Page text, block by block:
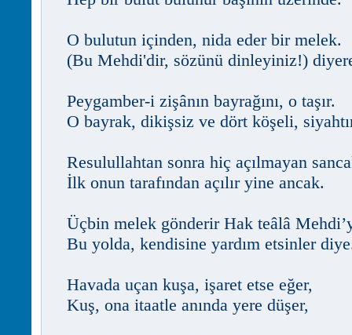
O bulutun içinden, nida eder bir melek.
(Bu Mehdi'dir, sözünü dinleyiniz!)
Peygamber-i zişânın bayrağını, o taşır.
O bayrak, dikişsiz ve dört köşeli,
Resulullahtan sonra hiç açılmayan
İlk onun tarafından açılır yine ancak.
Üçbin melek gönderir Hak teâlâ
Bu yolda, kendisine yardım etsinler
Havada uçan kuşa, işaret etse eğer,
Kuş, ona itaatle anında yere düşer,